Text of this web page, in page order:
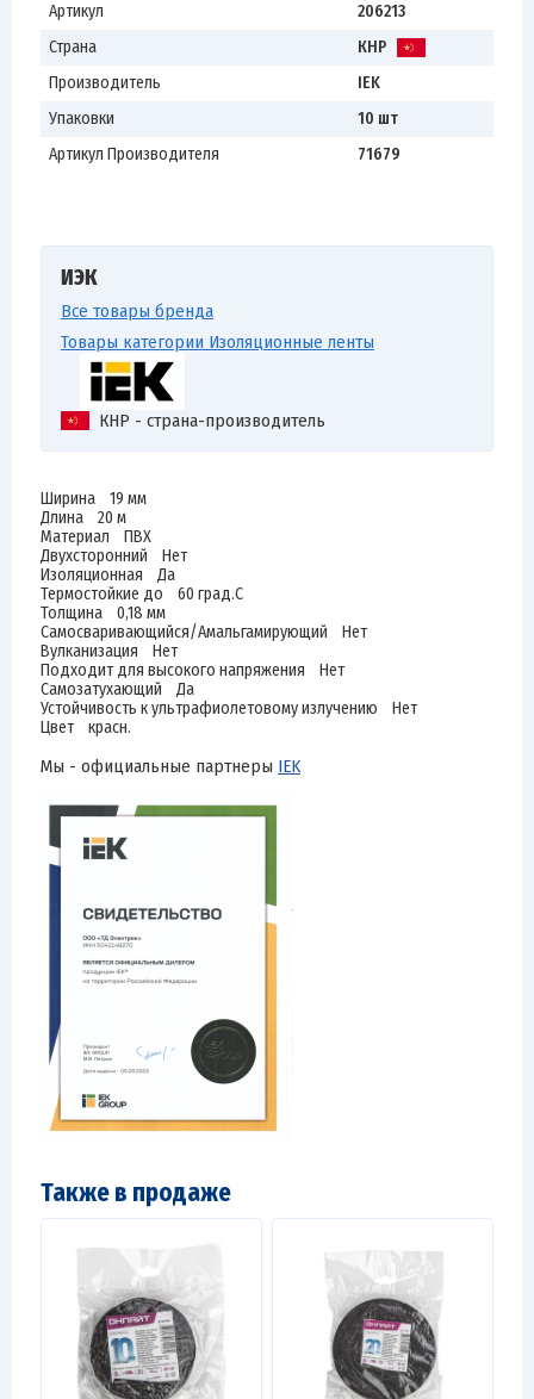
Артикул
206213
Страна
КНР
Производитель
IEK
Упаковки
10 шт
Артикул Производителя
71679
ИЭК
Все товары бренда
Товары категории Изоляционные ленты
КНР - страна-производитель
Ширина 19 мм
Длина 20 м
Материал ПВХ
Двухсторонний Нет
Изоляционная Да
Термостойкие до 60 град.C
Толщина 0,18 мм
Самосваривающийся/Амальгамирующий Нет
Вулканизация Нет
Подходит для высокого напряжения Нет
Самозатухающий Да
Устойчивость к ультрафиолетовому излучению Нет
Цвет красн.
Мы - официальные партнеры IEK
Также в продаже